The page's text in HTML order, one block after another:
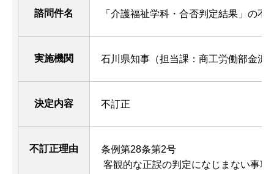
諮問件名 「介護福祉学科・合否判定結果」の
実施機関 石川県知事（担当課：商工労働部金沢
決定内容 不訂正
不訂正理由
条例第28条第2号
客観的な正誤の判定になじまない事